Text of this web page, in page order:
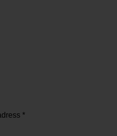
*Obligatoriskt